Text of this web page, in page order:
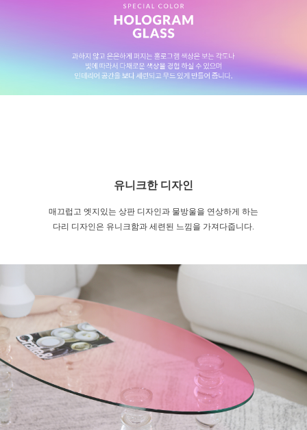
유니크한 디자인
매끄럽고 엣지있는 상판 디자인과 물방울을 연상하게 하는
다리 디자인은 유니크함과 세련된 느낌을 가져다줍니다.